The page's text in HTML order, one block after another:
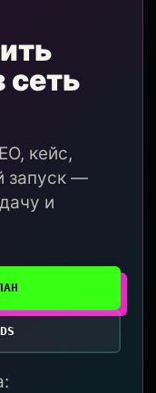
сеть
кейс,
запуск —
и